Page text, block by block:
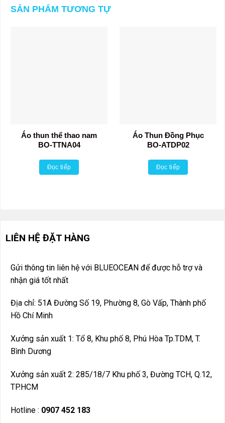
SẢN PHẨM TƯƠNG TỰ
Áo thun thể thao nam
BO-TTNA04
Đọc tiếp
Áo Thun Đồng Phục
BO-ATDP02
Đọc tiếp
LIÊN HỆ ĐẶT HÀNG
Gửi thông tin liên hệ với BLUEOCEAN để được hỗ trợ và
nhận giá tốt nhất
Địa chỉ: 51A Đường Số 19, Phường 8, Gò Vấp, Thành phố
Hồ Chí Minh
Xưởng sản xuất 1: Tổ 8, Khu phố 8, Phú Hòa Tp.TDM, T.
Bình Dương
Xưởng sản xuất 2: 285/18/7 Khu phố 3, Đường TCH, Q.12,
TP.HCM
Hotline : 0907 452 183